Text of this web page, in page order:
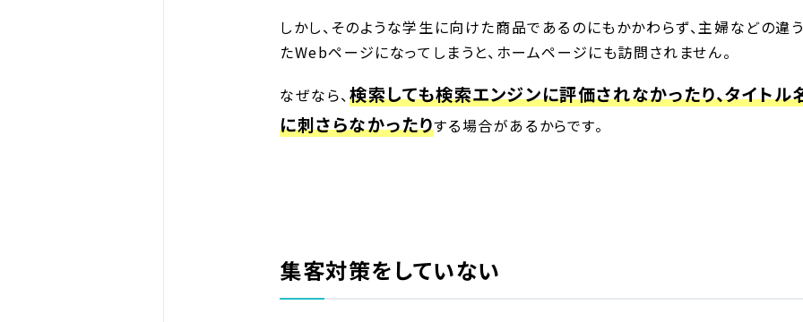
しかし、そのような学生に向けた商品であるのにもかかわらず、主婦などの違
たWebページになってしまうと、ホームページにも訪問されません。
なぜなら、検索しても検索エンジンに評価されなかったり、タイトル
に刺さらなかったりする場合があるからです。
集客対策をしていない